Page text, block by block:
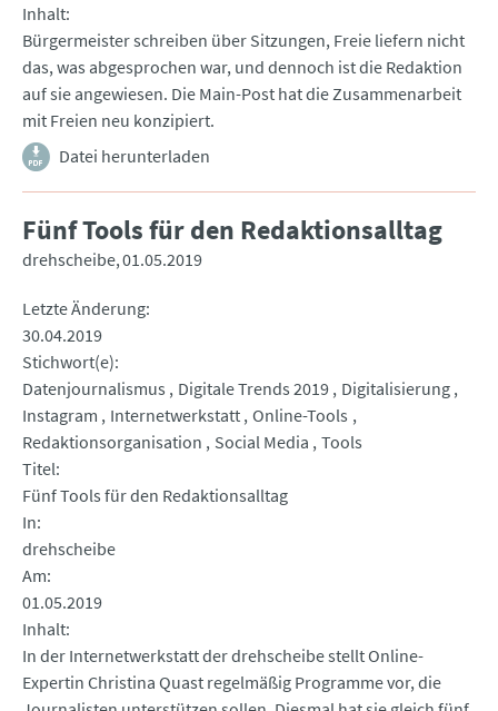
Inhalt
Bürgermeister schreiben über Sitzungen, Freie liefern nicht
das, was abgesprochen war, und dennoch ist die Redaktion
auf sie angewiesen. Die Main-Post hat die Zusammenarbeit
mit Freien neu konzipiert.
Datei herunterladen
Fünf Tools für den Redaktionsalltag
drehscheibe 01.05.2019
Letzte Änderung
30.04.2019
Stichwort(e)
Datenjournalismus
Digitale Trends 2019 Digitalisierung
Instagram
Internetwerkstatt Online-Tools
Redaktionsorganisation
Social Media Tools
Titel
Fünf Tools für den Redaktionsalltag
In
drehscheibe
Am
01.05.2019
Inhalt
In der Internetwerkstatt der drehscheibe stellt Online-
Expertin Christina Quast regelmäßig Programme vor, die